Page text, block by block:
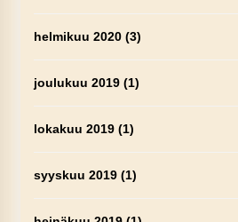
helmikuu 2020(3)
joulukuu 2019(1)
lokakuu 2019(1)
syyskuu 2019(1)